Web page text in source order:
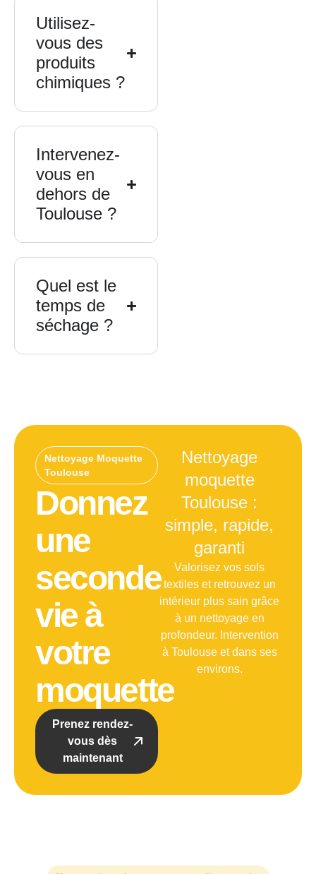
Utilisez-
vous des
produits
chimiques ?
Intervenez-
vous en
dehors de
Toulouse ?
Quel est le
temps de
séchage ?
Nettoyage Moquette
Toulouse
Donnez
une
seconde
vie à
votre
moquette
Prenez rendez-
vous dès
maintenant
Nettoyage
moquette
Toulouse :
simple, rapide,
garanti
Valorisez vos sols
textiles et retrouvez un
intérieur plus sain grâce
à un nettoyage en
profondeur. Intervention
à Toulouse et dans ses
environs.